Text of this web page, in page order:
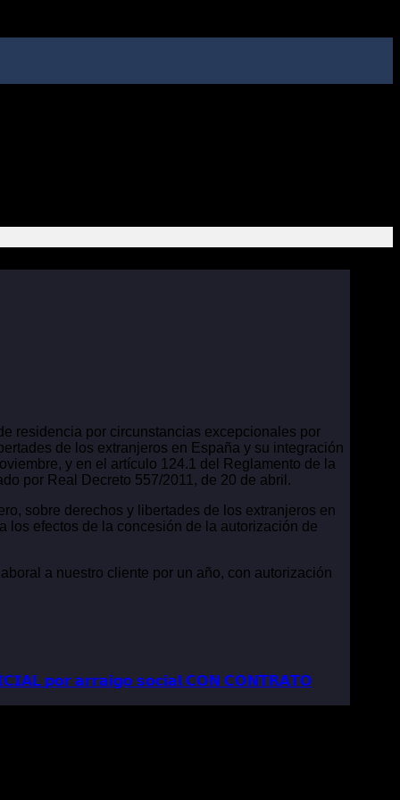
residencia por circunstancias excepcionales por
de los extranjeros en España y su integración
y en el artículo 124.1 del Reglamento de la
por Real Decreto 557/2011, de 20 de abril.
sobre derechos y libertades de los extranjeros en
los efectos de la concesión de la autorización de
a nuestro cliente por un año, con autorización
𝗽𝗼𝗿 𝗮𝗿𝗿𝗮𝗶𝗴𝗼 𝘀𝗼𝗰𝗶𝗮𝗹 𝗖𝗢𝗡 𝗖𝗢𝗡𝗧𝗥𝗔𝗧𝗢